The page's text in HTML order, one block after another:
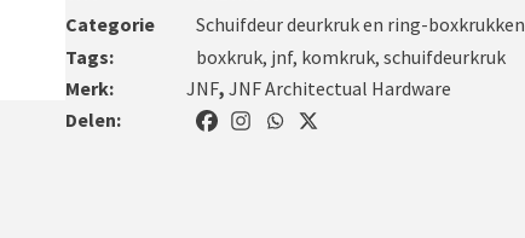
Categorie
Schuifdeur deurkruk en ring-boxkrukken
Tags:
boxkruk, jnf, komkruk, schuifdeurkruk
Merk:
JNF, JNF Architectual Hardware
Delen: